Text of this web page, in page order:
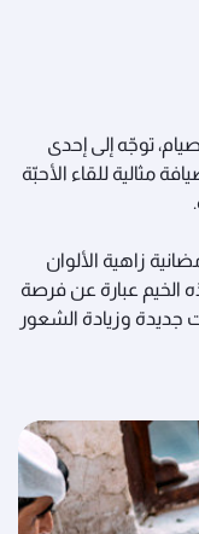
توجّه إلى إحدى
مثالية للقاء الأحبّة
زاهية الألوان
الخيم عبارة عن فرصة
جديدة وزيادة الشعور